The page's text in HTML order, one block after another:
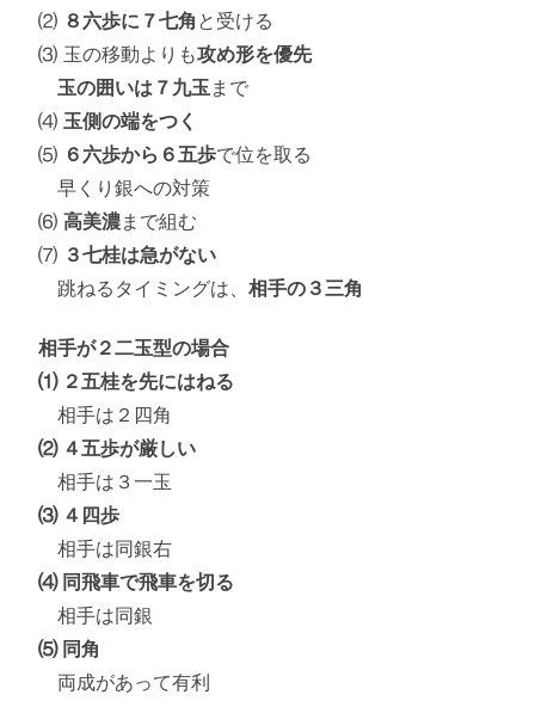
⑵ ８六歩に７七角 と受ける
⑶ 玉の移動よりも攻め形を優先
玉の囲いは７九玉 まで
⑷ 玉側の端をつく
⑸ ６六歩から６五歩で位を取る
早くり銀への対策
⑹ 高美濃まで組む
⑺ ３七桂は急がない
跳ねるタイミングは、 相手の３三角
相手が２二玉型の場合
⑴ ２五桂を先にはねる
相手は２四角
⑵ ４五歩が厳しい
相手は３一玉
⑶ ４四歩
相手は同銀右
⑷ 同飛車で飛車を切る
相手は同銀
⑸ 同角
両成があって有利